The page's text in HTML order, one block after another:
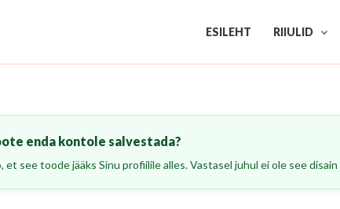
ESILEHT RIIULID
enda kontole salvestada?
et see toode jääks Sinu profiilile alles. Vastasel juhul ei ole see